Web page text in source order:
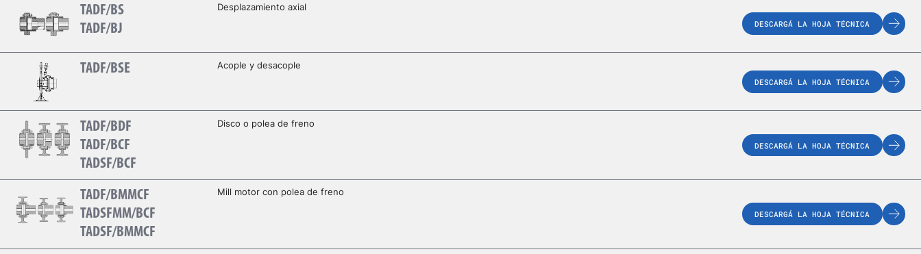
TADF/BS
TADF/BJ
Desplazamiento axial
DESCARGÁ LA HOJA TÉCNICA
TADF/BSE Acople y desacople
DESCARGÁ LA HOJA TÉCNICA
TADF/BDF
TADF/BCF
TADSF/BCF
Disco o polea de freno
DESCARGÁ LA HOJA TÉCNICA
TADF/BMMCF
TADSFMM/BCF
TADSF/BMMCF
Mill motor con polea de freno
DESCARGÁ LA HOJA TÉCNICA